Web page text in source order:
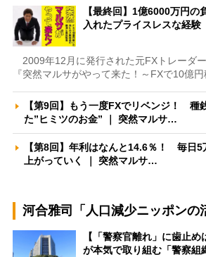
【最終回】1億6000万円の
入れたプライスレスな経
2009年12月に発行された元FXトレーダ
『突然マルサがやって来た！～FXで10億円
【第9回】もう一度FXでリベンジ！ 種
た”ヒミツのお金” ｜ 突然マルサ…
【第8回】年利はなんと14.6％！ 毎日5
上がっていく ｜ 突然マルサ…
河合雅司「人口減少ニッポンの
【「警察官離れ」に歯止
が本気で取り組む「警察